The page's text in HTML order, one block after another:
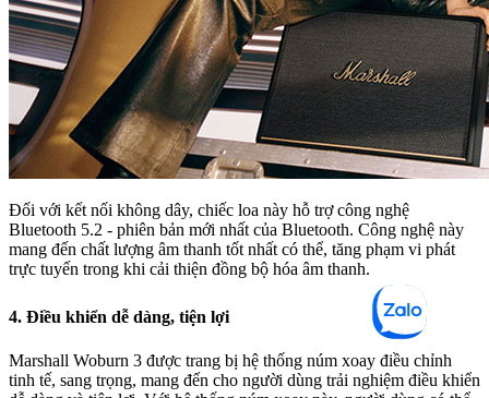
Đối với kết nối không dây, chiếc loa này hỗ trợ công nghệ
Bluetooth 5.2 - phiên bản mới nhất của Bluetooth. Công nghệ này
mang đến chất lượng âm thanh tốt nhất có thể, tăng phạm vi phát
trực tuyến trong khi cải thiện đồng bộ hóa âm thanh.
4. Điều khiển dễ dàng, tiện lợi
Marshall Woburn 3 được trang bị hệ thống núm xoay điều chỉnh
tinh tế, sang trọng, mang đến cho người dùng trải nghiệm điều khiển